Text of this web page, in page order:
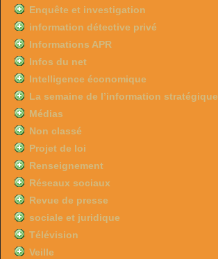
Enquête et investigation
information détective privé
Informations APR
Infos du net
Intelligence économique
La semaine de l’information stratégique
Médias
Non classé
Projet de loi
Renseignement
Réseaux sociaux
Revue de presse
sociale et juridique
Télévision
Veille